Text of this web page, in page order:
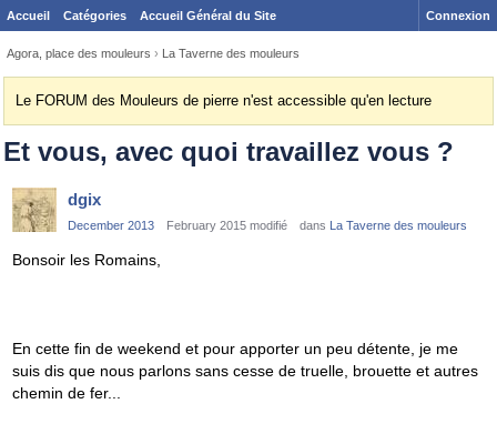
Accueil Catégories Accueil Général du Site Connexion
Agora, place des mouleurs › La Taverne des mouleurs
Le FORUM des Mouleurs de pierre n'est accessible qu'en lecture
Et vous, avec quoi travaillez vous ?
dgix
December 2013 February 2015 modifié dans La Taverne des mouleurs
Bonsoir les Romains,
En cette fin de weekend et pour apporter un peu détente, je me
suis dis que nous parlons sans cesse de truelle, brouette et autres
chemin de fer...